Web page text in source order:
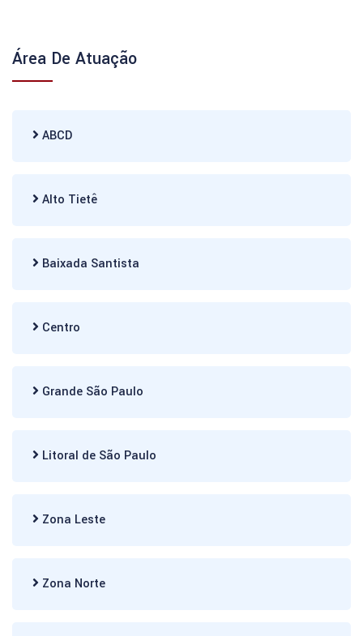
Área De Atuação
ABCD
Alto Tietê
Baixada Santista
Centro
Grande São Paulo
Litoral de São Paulo
Zona Leste
Zona Norte